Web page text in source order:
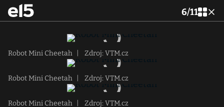
6/11
Robot Mini Cheetah Zdroj: VTM.cz
Robot Mini Cheetah Zdroj: VTM.cz
Robot Mini Cheetah Zdroj: VTM.cz